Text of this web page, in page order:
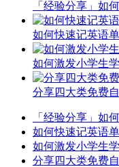
「经验分享」如
如何快速记英语
如何激发小学生
分享四大类免费
「经验分享」如
如何快速记英语
如何激发小学生
分享四大类免费